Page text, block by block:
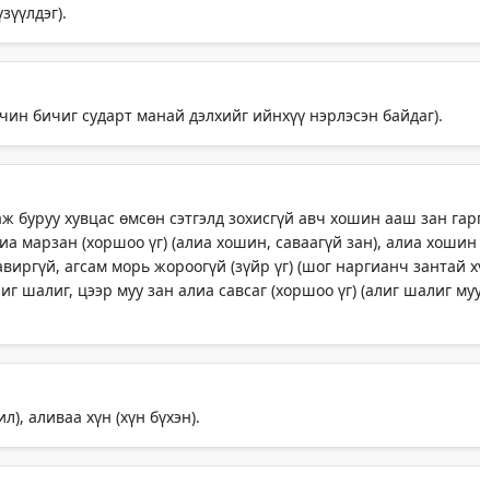
бичиг сударт манай дэлхийг ийнхүү нэрлэсэн байдаг).
хувцас өмсөн сэтгэлд зохисгүй авч хошин ааш зан
марзан (хоршоо үг) (алиа хошин, саваагүй зан), алиа
агсам морь жороогүй (зүйр үг) (шог наргианч
шалиг, цээр муу зан алиа савсаг (хоршоо үг) (алиг шалиг
аливаа хүн (хүн бүхэн).